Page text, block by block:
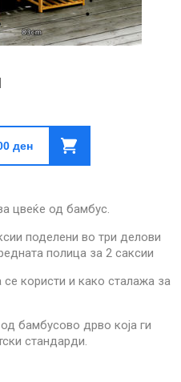
ден
цвеќе од бамбус.
поделени во три делови
полица за 2 саксии
користи и како сталажа за
бамбусово дрво која ги
стандарди.